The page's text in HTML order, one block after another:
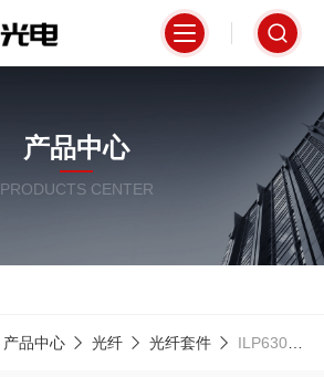
产品中心
PRODUCTS CENTER
产品中心 光纤 光纤套件 ILP630PM-FCThorlabs 全光纤偏振器